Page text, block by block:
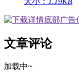
文章评论
加载中~